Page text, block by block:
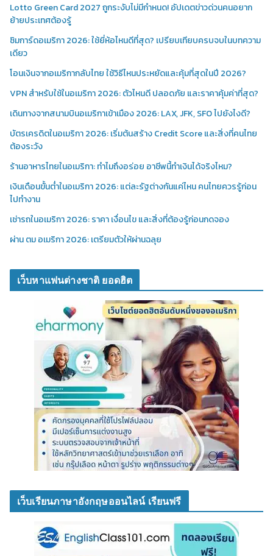
Lotto Green Card 2027 ถูกระงับไม่มีกำหนด! อัปเดตข่าวด่วนคนอยาก
ย้ายประเทศต้องรู้
ซิมการ์ดอเมริกา 2026: ใช้ยี่ห้อไหนดีที่สุด? เปรียบเทียบครบจบในบทความ
เดียว
โอนเงินจากอเมริกากลับไทย ใช้วิธีไหนประหยัดและคุ้มที่สุดในปี 2026?
VPN สำหรับใช้ในอเมริกา 2026: ตัวไหนดี ปลอดภัย และราคาคุ้มค่าที่สุด?
เดินทางจากสนามบินอเมริกาเข้าเมือง 2026: LAX, JFK, SFO ไปยังไงดี?
บัตรเครดิตในอเมริกา 2026: เริ่มต้นสร้าง Credit Score และสิ่งที่คนไทย
ต้องระวัง
ร้านอาหารไทยในอเมริกา: ทำไมถึงอร่อย อาชีพนี้ทำเงินได้จริงไหม?
เงินเดือนขั้นต่ำในอเมริกา 2026: แต่ละรัฐต่างกันแค่ไหน คนไทยควรรู้ก่อน
ไปทำงาน
เช่ารถในอเมริกา 2026: ราคา เงื่อนไข และสิ่งที่ต้องรู้ก่อนกดจอง
ผ่าน ตม อเมริกา 2026: เตรียมตัวให้ผ่านฉลุย
เว็บหาแฟนต่างชาติ ยอดฮิต
เว็บเรียนภาษาอังกฤษออนไลน์ เรียนฟรี